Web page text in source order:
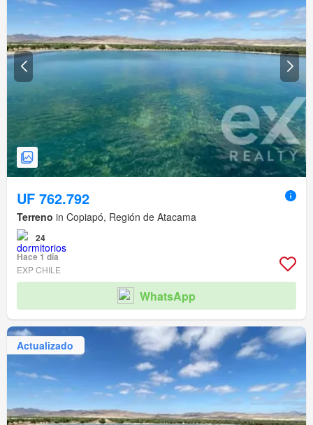
UF 762.792
Terreno in Copiapó, Región de Atacama
24
Hace 1 día
EXP CHILE
WhatsApp
Actualizado